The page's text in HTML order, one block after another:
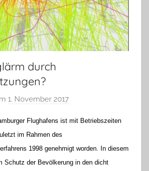
durch
1. November 2017
n
a
n
Flughafens ist mit Betriebszeiten
im Rahmen des
1998 genehmigt worden. In diesem
Schutz der Bevölkerung in den dicht